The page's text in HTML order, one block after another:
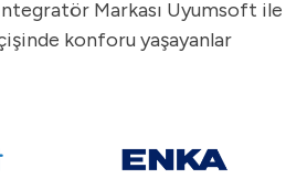
Markası Uyumsoft ile
konforu yaşayanlar